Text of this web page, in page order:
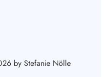
by Stefanie Nölle